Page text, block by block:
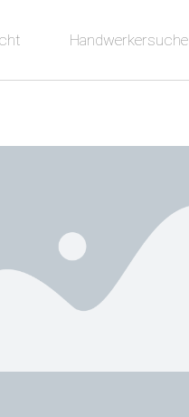
Handwerkersuche